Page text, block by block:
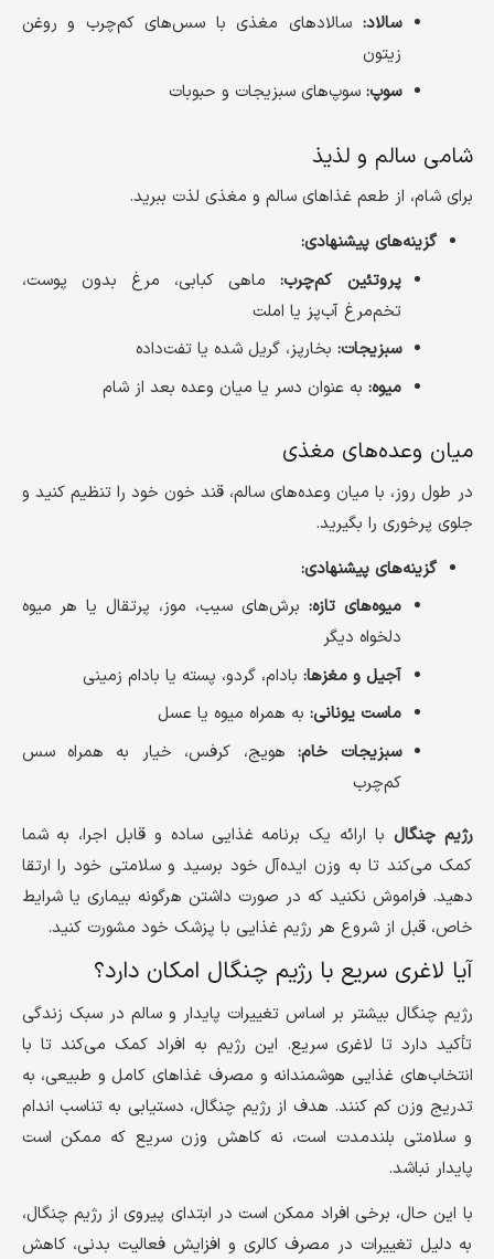
سالاد: سالادهای مغذی با سس‌های کم‌چرب و روغن
زیتون
سوپ: سوپ‌های سبزیجات و حبوبات
شامی سالم و لذیذ
برای شام، از طعم غذاهای سالم و مغذی لذت ببرید.
گزینه‌های پیشنهادی:
پروتئین کم‌چرب:ماهی کبابی، مرغ بدون پوست،
تخم‌مرغ آب‌پز یا املت
سبزیجات: بخارپز، گریل شده یا تفت‌داده
میوه: به عنوان دسر یا میان وعده بعد از شام
میان وعده‌های مغذی
در طول روز، با میان وعده‌های سالم، قند خون خود را تنظیم کنید و
جلوی پرخوری را بگیرید.
گزینه‌های پیشنهادی:
میوه‌های تازه: برش‌های سیب، موز، پرتقال یا هر میوه
دلخواه دیگر
آجیل و مغزها: بادام، گردو، پسته یا بادام زمینی
ماست یونانی: به همراه میوه یا عسل
سبزیجات خام:هویج، کرفس، خیار به همراه سس
کم‌چرب
رژیم چنگال با ارائه یک برنامه غذایی ساده و قابل اجرا، به شما
کمک می‌کند تا به وزن ایده‌آل خود برسید و سلامتی خود را ارتقا
دهید. فراموش نکنید که در صورت داشتن هرگونه بیماری یا شرایط
خاص، قبل از شروع هر رژیم غذایی با پزشک خود مشورت کنید.
آیا لاغری سریع با رژیم چنگال امکان دارد؟
رژیم چنگال بیشتر بر اساس تغییرات پایدار و سالم در سبک زندگی
تأکید دارد تا لاغری سریع. این رژیم به افراد کمک می‌کند تا با
انتخاب‌های غذایی هوشمندانه و مصرف غذاهای کامل و طبیعی، به
تدریج وزن کم کنند. هدف از رژیم چنگال، دستیابی به تناسب اندام
و سلامتی بلندمدت است، نه کاهش وزن سریع که ممکن است
پایدار نباشد.
با این حال، برخی افراد ممکن است در ابتدای پیروی از رژیم چنگال،
به دلیل تغییرات در مصرف کالری و افزایش فعالیت بدنی، کاهش